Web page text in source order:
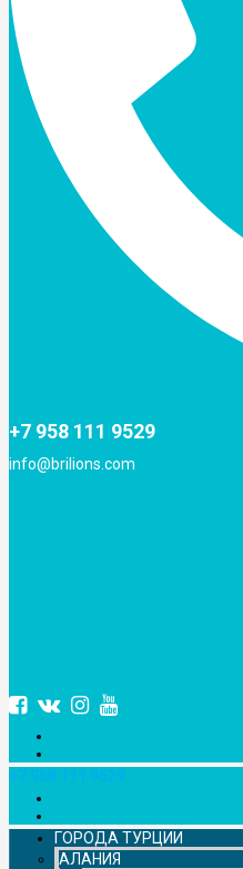
+7 958 111 9529
info@brilions.com
+7 958 111 9529
ГОРОДА ТУРЦИИ
АЛАНИЯ